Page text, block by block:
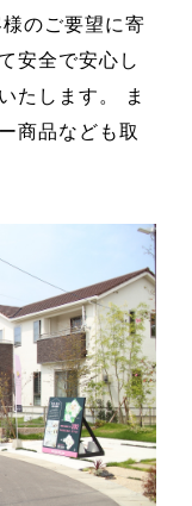
のご要望に寄
安全で安心し
たします。 ま
商品なども取